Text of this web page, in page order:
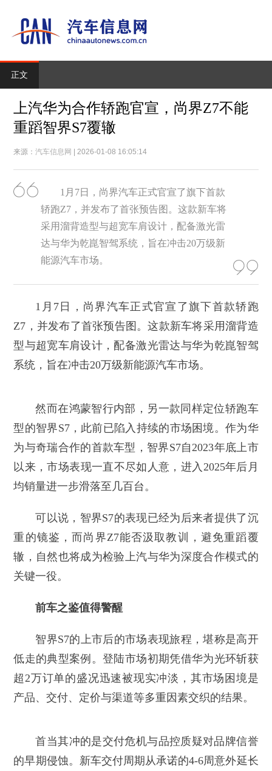
正文
上汽华为合作轿跑官宣，尚界Z7不能
重蹈智界S7覆辙
来源：汽车信息网 | 2026-01-08 16:05:14
1月7日，尚界汽车正式官宣了旗下首款
轿跑Z7，并发布了首张预告图。这款新车将
采用溜背造型与超宽车肩设计，配备激光雷
达与华为乾崑智驾系统，旨在冲击20万级新
能源汽车市场。
1月7日，尚界汽车正式官宣了旗下首款轿跑
Z7，并发布了首张预告图。这款新车将采用溜背造
型与超宽车肩设计，配备激光雷达与华为乾崑智驾
系统，旨在冲击20万级新能源汽车市场。
然而在鸿蒙智行内部，另一款同样定位轿跑车
型的智界S7，此前已陷入持续的市场困境。作为华
为与奇瑞合作的首款车型，智界S7自2023年底上市
以来，市场表现一直不尽如人意，进入2025年后月
均销量进一步滑落至几百台。
可以说，智界S7的表现已经为后来者提供了沉
重的镜鉴，而尚界Z7能否汲取教训，避免重蹈覆
辙，自然也将成为检验上汽与华为深度合作模式的
关键一役。
前车之鉴值得警醒
智界S7的上市后的市场表现旅程，堪称是高开
低走的典型案例。登陆市场初期凭借华为光环斩获
超2万订单的盛况迅速被现实冲淡，其市场困境是
产品、交付、定价与渠道等多重因素交织的结果。
首当其冲的是交付危机与品控质疑对品牌信誉
的早期侵蚀。新车交付周期从承诺的4-6周意外延长